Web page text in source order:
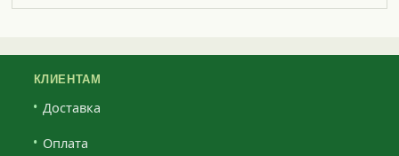
КЛИЕНТАМ
Доставка
Оплата